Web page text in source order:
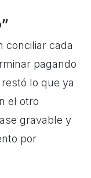
conciliar cada
pagando
lo que ya
el otro
gravable y
por